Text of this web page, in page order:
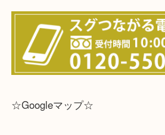
☆全国から宅配買取を受付中☆